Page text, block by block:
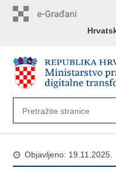
Objavljeno: 19.11.2025.